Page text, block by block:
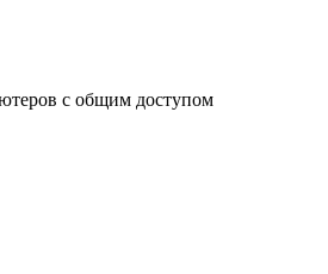
с общим доступом